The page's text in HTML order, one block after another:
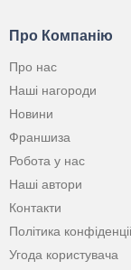
Про Компанію
Про нас
Наші нагороди
Новини
Франшиза
Робота у нас
Наші автори
Контакти
Політика
Угода користувача